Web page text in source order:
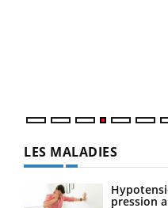
LES MALADIES
pression